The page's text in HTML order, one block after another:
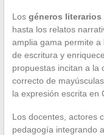
Los géneros literarios
hasta los relatos
amplia gama permite
de escritura y
propuestas incitan a la
correcto de
la expresión escrita en
Los docentes, actores
pedagogía integrando